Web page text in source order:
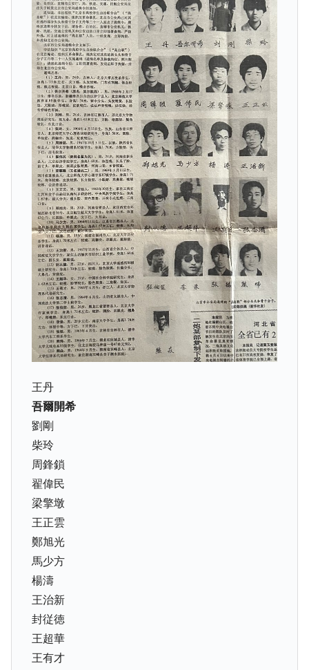
王丹
吾爾開希
劉剛
柴玲
周鋒鎖
翟偉民
梁擎墩
王正雲
鄭旭光
馬少方
楊濤
王治新
封従徳
王超華
王有才